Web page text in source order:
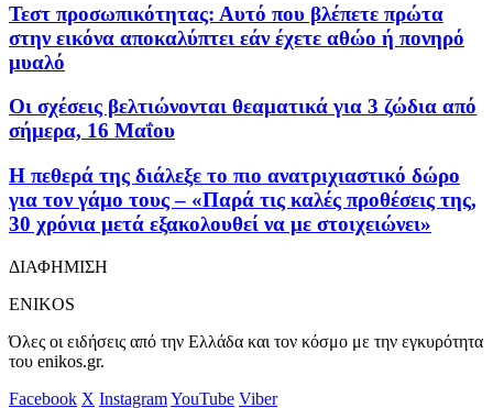
Τεστ προσωπικότητας: Αυτό που βλέπετε πρώτα
στην εικόνα αποκαλύπτει εάν έχετε αθώο ή πονηρό
μυαλό
Οι σχέσεις βελτιώνονται θεαματικά για 3 ζώδια από
σήμερα, 16 Μαΐου
Η πεθερά της διάλεξε το πιο ανατριχιαστικό δώρο
για τον γάμο τους – «Παρά τις καλές προθέσεις της,
30 χρόνια μετά εξακολουθεί να με στοιχειώνει»
ΔΙΑΦΗΜΙΣΗ
ENIKOS
Όλες οι ειδήσεις από την Ελλάδα και τον κόσμο με την εγκυρότητα
του enikos.gr.
Facebook X InstagramYouTube Viber